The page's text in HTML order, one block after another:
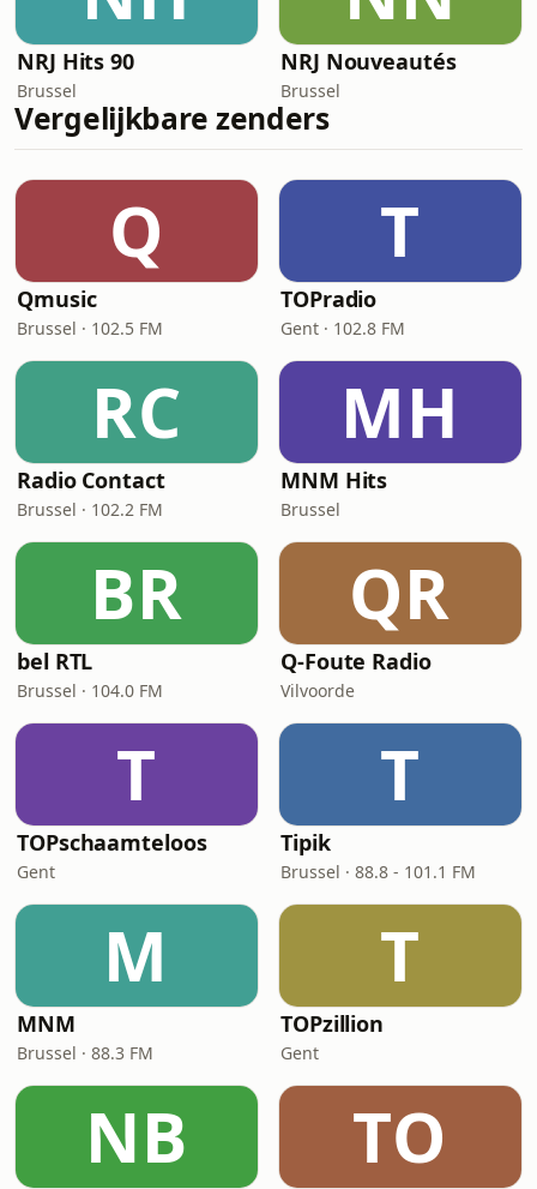
NRJ Hits 90
Brussel
NRJ Nouveautés
Brussel
Vergelijkbare zenders
Q
Qmusic
Brussel · 102.5 FM
T
TOPradio
Gent · 102.8 FM
RC
Radio Contact
Brussel · 102.2 FM
MH
MNM Hits
Brussel
BR
bel RTL
Brussel · 104.0 FM
QR
Q-Foute Radio
Vilvoorde
T
TOPschaamteloos
Gent
T
Tipik
Brussel · 88.8 - 101.1 FM
M
MNM
Brussel · 88.3 FM
T
TOPzillion
Gent
NB TO